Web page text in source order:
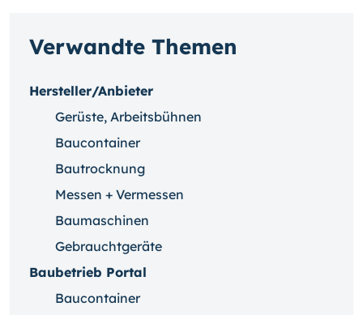
Verwandte Themen
Hersteller/Anbieter
Gerüste, Arbeitsbühnen
Baucontainer
Bautrocknung
Messen + Vermessen
Baumaschinen
Gebrauchtgeräte
Baubetrieb Portal
Baucontainer